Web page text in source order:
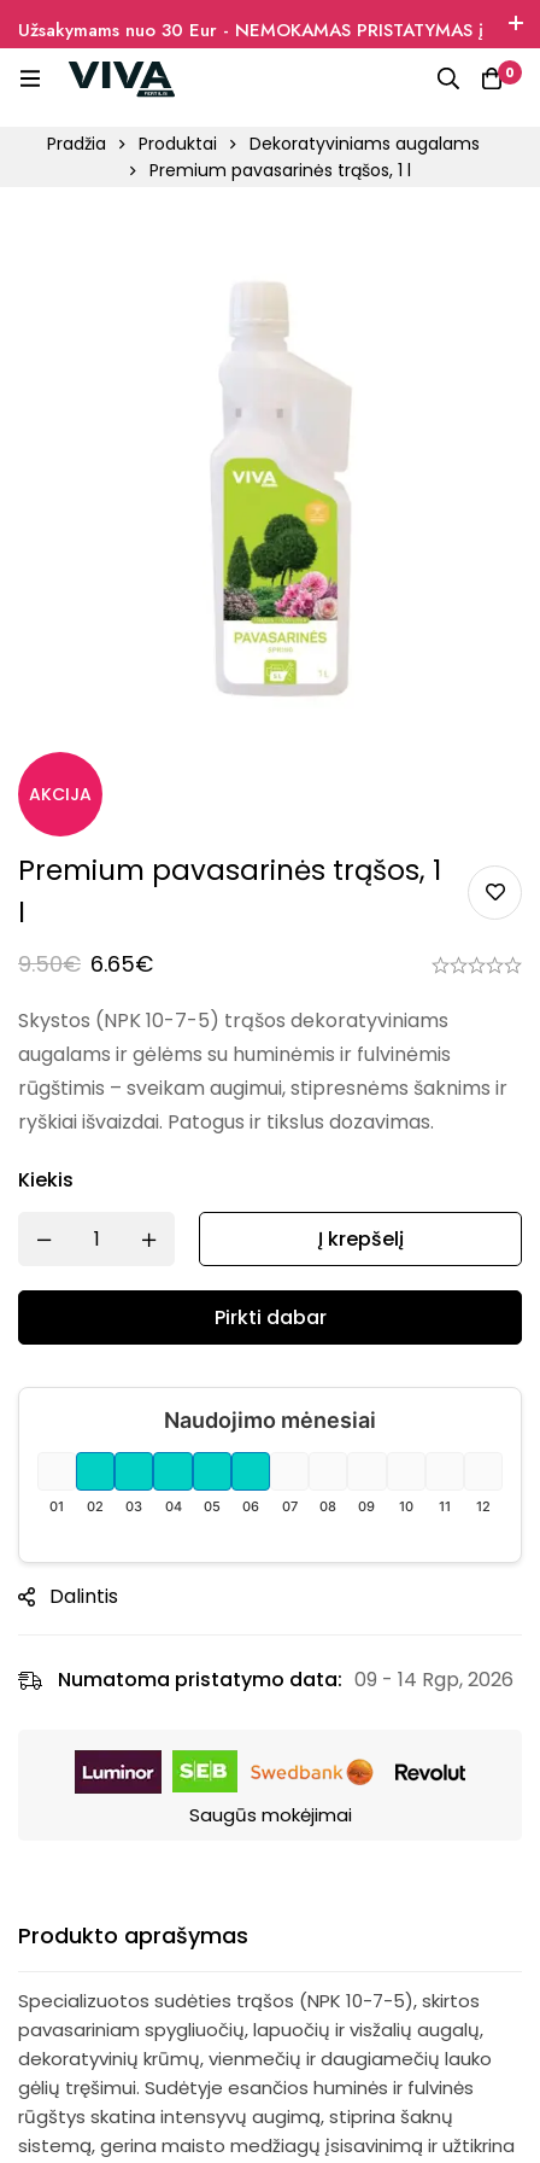
Užsakymams nuo 30 Eur - NEMOKAMAS PRISTATYMAS į
paštomatus
0
Pradžia Produktai
Dekoratyviniams augalams
Premium pavasarinės trąšos, 1 l
Premium pavasarinės trąšos, 1
l
9.50€ 6.65€
Skystos (NPK 10-7-5) trąšos dekoratyviniams
augalams ir gėlėms su huminėmis ir fulvinėmis
rūgštimis – sveikam augimui, stipresnėms šaknims ir
ryškiai išvaizdai. Patogus ir tikslus dozavimas.
Kiekis
Į krepšelį
Pirkti dabar
Naudojimo mėnesiai
01 02 03 04 05 06 07 08 09 10 11 12
Dalintis
Numatoma pristatymo data: 09 - 14 Rgp, 2026
Saugūs mokėjimai
Produkto aprašymas
Specializuotos sudėties trąšos (NPK 10-7-5), skirtos
pavasariniam spygliuočių, lapuočių ir visžalių augalų,
dekoratyvinių krūmų, vienmečių ir daugiamečių lauko
gėlių tręšimui. Sudėtyje esančios huminės ir fulvinės
rūgštys skatina intensyvų augimą, stiprina šaknų
sistemą, gerina maisto medžiagų įsisavinimą ir užtikrina